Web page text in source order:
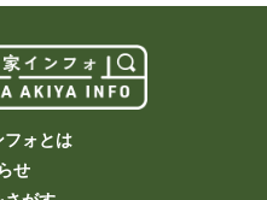
フォとは
せ